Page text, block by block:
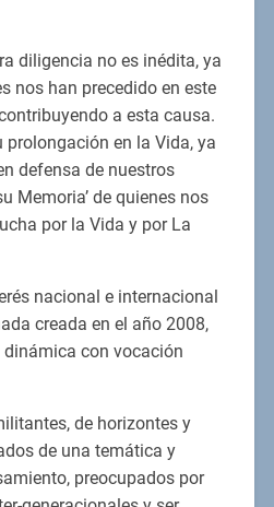
diligencia no es inédita, ya
nos han precedido en este
a esta causa.
en la Vida, ya
defensa de nuestros
Memoria’ de quienes nos
por la Vida y por La
nacional e internacional
creada en el año 2008,
con vocación
de horizontes y
de una temática y
preocupados por